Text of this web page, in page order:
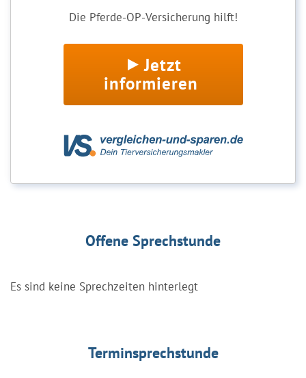
Die Pferde-OP-Versicherung hilft!
Jetzt
informieren
Offene Sprechstunde
Es sind keine Sprechzeiten hinterlegt
Terminsprechstunde